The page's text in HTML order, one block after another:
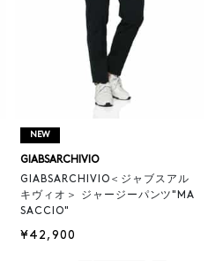
NEW
GIABSARCHIVIO
GIABSARCHIVIO＜ジャブスアル
キヴィオ＞ ジャージーパンツ"MA
SACCIO"
¥42,900